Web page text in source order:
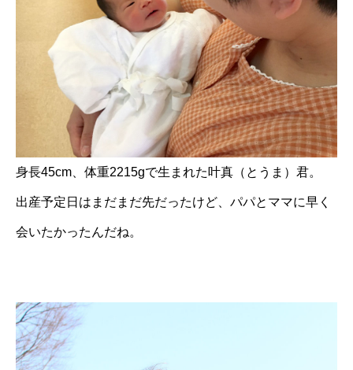
身長45cm、体重2215gで生まれた叶真（とうま）君。
出産予定日はまだまだ先だったけど、パパとママに早く
会いたかったんだね。